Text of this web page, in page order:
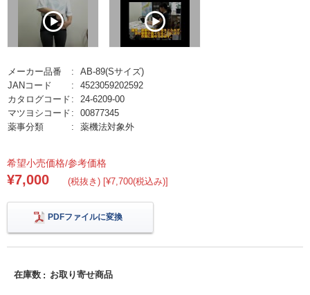
メーカー品番
AB-89(Sサイズ)
JANコード
4523059202592
カタログコード
24-6209-00
マツヨシコード
00877345
薬事分類
薬機法対象外
希望小売価格/参考価格
¥7,000 (税抜き) [¥7,700(税込み)]
PDFファイルに変換
在庫数 お取り寄せ商品